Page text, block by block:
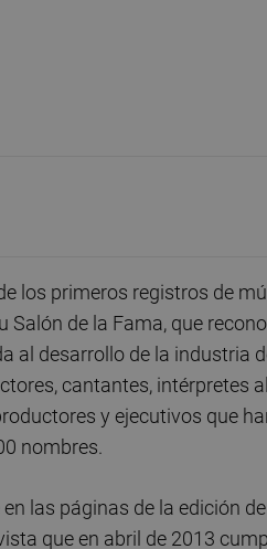
los primeros registros de
de la Fama, que
al desarrollo de la industria
cantantes, intérpretes
y ejecutivos que
nombres.
las páginas de la edición
que en abril de 2013